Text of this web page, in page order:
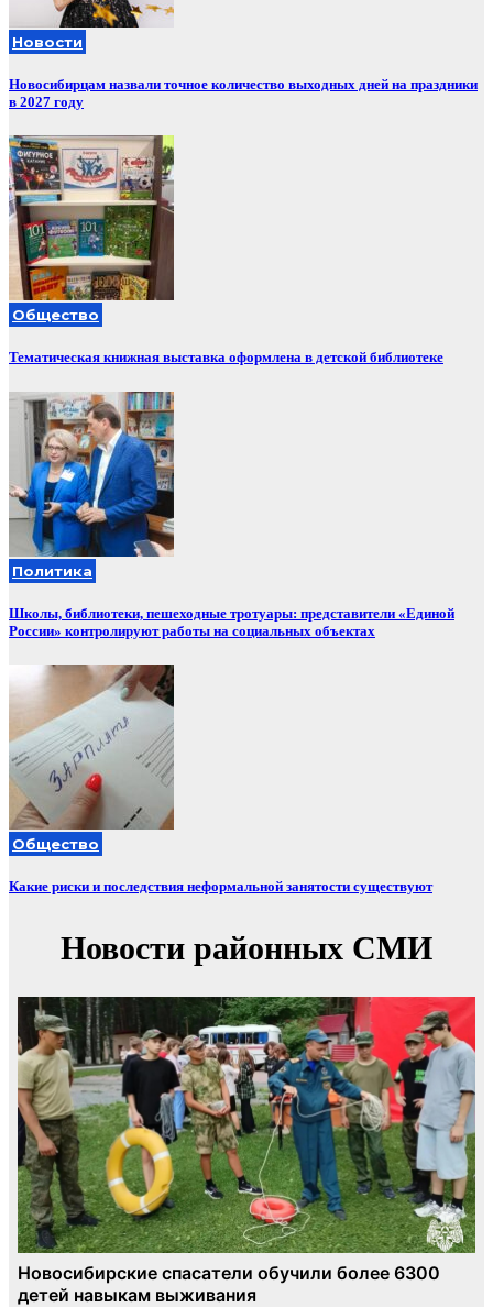
Новости
Новосибирцам назвали точное количество выходных дней на праздники
в 2027 году
Общество
Тематическая книжная выставка оформлена в детской библиотеке
Политика
Школы, библиотеки, пешеходные тротуары: представители «Единой
России» контролируют работы на социальных объектах
Общество
Какие риски и последствия неформальной занятости существуют